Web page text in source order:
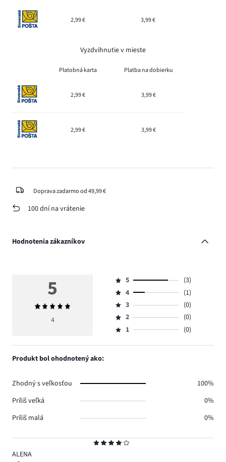
2,99 € 3,99 €
Vyzdvihnutie v mieste
Platobná karta Platba na dobierku
2,99 € 3,99 €
2,99 € 3,99 €
Doprava zadarmo od 49,99 €
100 dní na vrátenie
Hodnotenia zákazníkov
4
ALENA
5
Priemerné
hodnotenie
4
Hodnotenie
5,
počet
hlasov
3.
5
(3)
Hodnotenie
4,
počet
hlasov
4
(1)
Hodnotenie
3,
počet
3
(0)
Hodnotenie
2,
2
(0)
Hodnotenie
1,
1 (0)
Produkt bol ohodnotený ako:
Zhodný s veľkosťou
100%
Príliš veľká
0%
Príliš malá
0%